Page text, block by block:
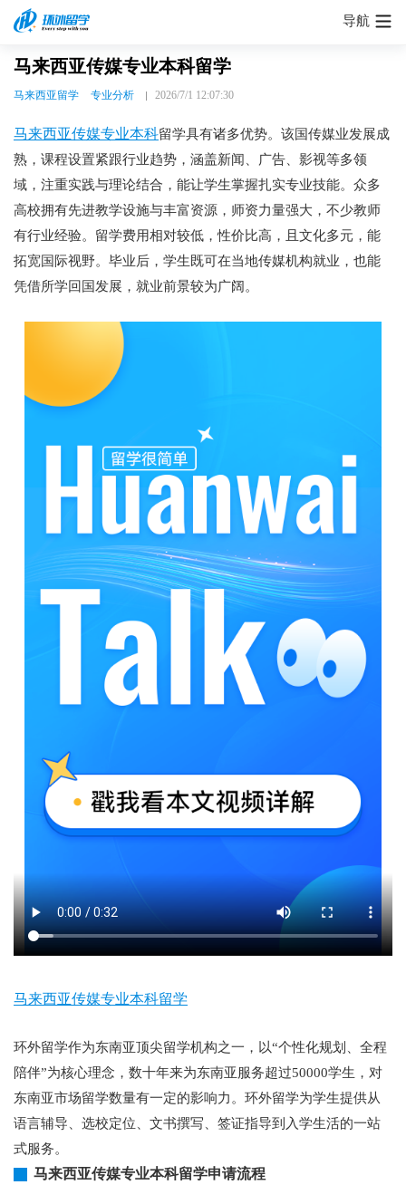
导航
马来西亚传媒专业本科留学
马来西亚留学 专业分析 2026/7/1 12:07:30
马来西亚传媒专业本科留学具有诸多优势。该国传媒业发展成
熟，课程设置紧跟行业趋势，涵盖新闻、广告、影视等多领
域，注重实践与理论结合，能让学生掌握扎实专业技能。众多
高校拥有先进教学设施与丰富资源，师资力量强大，不少教师
有行业经验。留学费用相对较低，性价比高，且文化多元，能
拓宽国际视野。毕业后，学生既可在当地传媒机构就业，也能
凭借所学回国发展，就业前景较为广阔。
马来西亚传媒专业本科留学
环外留学作为东南亚顶尖留学机构之一，以“个性化规划、全程
陪伴”为核心理念，数十年来为东南亚服务超过50000学生，对
东南亚市场留学数量有一定的影响力。环外留学为学生提供从
语言辅导、选校定位、文书撰写、签证指导到入学生活的一站
式服务。
马来西亚传媒专业本科留学申请流程